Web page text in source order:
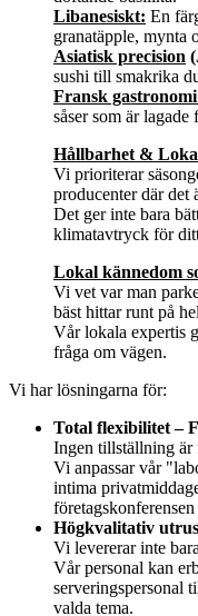
Libanesiskt: En
granatäpple, mynta
Asiatisk precision
sushi till smakrika
Fransk
såser som är lagade
Hållbarhet &
Vi prioriterar
producenter där det
Det ger inte bara
klimatavtryck för
Lokal kännedom
Vi vet var man
bäst hittar runt på
Vår lokala expertis
fråga om vägen.
Vi har lösningarna för:
Total flexibilitet –
Ingen tillställning är
Vi anpassar vår
intima
Högkvalitativ
Vi levererar inte
Vår personal kan
serveringspersonal
valda tema.